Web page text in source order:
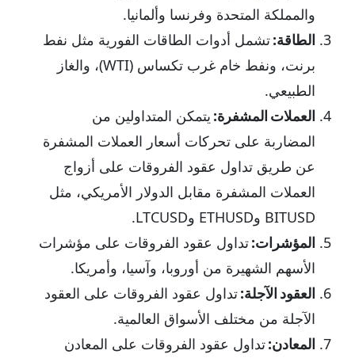
والمملكة المتحدة وفرنسا وألمانيا.
الطاقة:تشمل أدوات الطاقات الفورية مثل نفط
برنت، ونفط خام غرب تكساس (WTI)، والغاز
الطبيعي.
العملات المشفرة: يتمكن المتداولين من
المضاربة على تحركات أسعار العملات المشفرة
عن طريق تداول عقود الفروقات على أزواج
العملات المشفرة مقابل الدولار الأمريكي، مثل
BITUSD وETHUSD وLTCUSD.
المؤشرات:تداول عقود الفروقات على مؤشرات
الأسهم الشهيرة من أوروبا، وآسيا، وأمريكا.
العقود الآجلة:تداول عقود الفروقات على العقود
الآجلة من مختلف الأسواق العالمية.
المعادن:تداول عقود الفروقات على المعادن